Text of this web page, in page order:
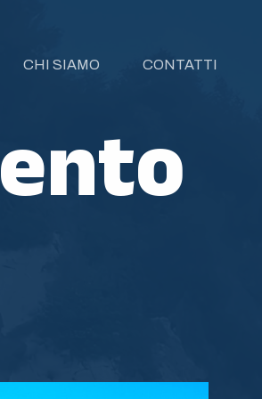
CHI SIAMO CONTATTI